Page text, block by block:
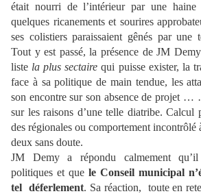
était nourri de l’intérieur par une
quelques ricanements et sourires
ses colistiers paraissaient gênés par une
Tout y est passé, la présence de JM
liste la plus sectaire qui puisse exister, la
face à sa politique de main tendue, les
son encontre sur son absence de projet …
sur les raisons d’une telle diatribe. Calcul
des régionales ou comportement incontrôlé
deux sans doute.
JM Demy a répondu calmement
politiques et que le Conseil municipal
tel déferlement. Sa réaction,
toute en